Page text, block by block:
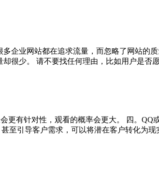
企业网站都在追求流量，而忽略了网站的
很少。 请不要找任何理由，比如用户是否
更有针对性，观看的概率会更大。 四。
至引导客户需求，可以将潜在客户转化为